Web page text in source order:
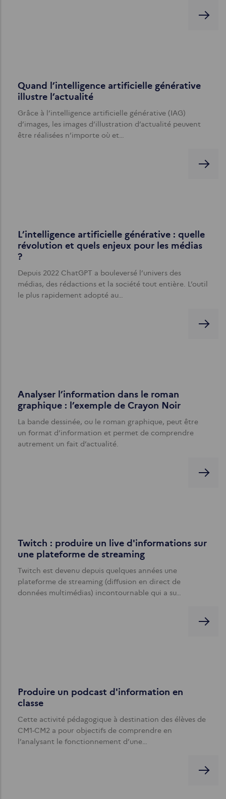
Quand l’intelligence artificielle générative
illustre l’actualité
Grâce à l’intelligence artificielle générative (IAG)
d’images, les images d’illustration d’actualité peuvent
être réalisées n’importe où et…
L’intelligence artificielle générative : quelle
révolution et quels enjeux pour les médias
?
Depuis 2022 ChatGPT a bouleversé l’univers des
médias, des rédactions et la société tout entière. L’outil
le plus rapidement adopté au…
Analyser l’information dans le roman
graphique : l’exemple de Crayon Noir
La bande dessinée, ou le roman graphique, peut être
un format d’information et permet de comprendre
autrement un fait d’actualité.
Twitch : produire un live d'informations sur
une plateforme de streaming
Twitch est devenu depuis quelques années une
plateforme de streaming (diffusion en direct de
données multimédias) incontournable qui a su…
Produire un podcast d'information en
classe
Cette activité pédagogique à destination des élèves de
CM1-CM2 a pour objectifs de comprendre en
l’analysant le fonctionnement d’une…